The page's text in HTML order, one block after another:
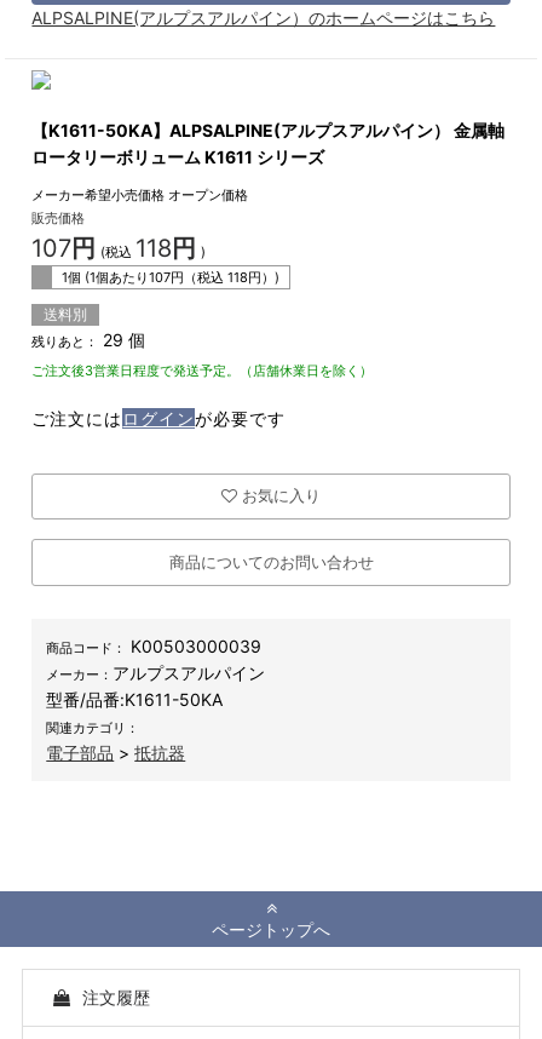
ALPSALPINE(アルプスアルパイン）のホームページはこちら
【K1611-50KA】ALPSALPINE(アルプスアルパイン） 金属軸
ロータリーボリューム K1611 シリーズ
メーカー希望小売価格 オープン価格
販売価格
107円 (税込 118 円 )
1個 (1個あたり107円（税込118円）)
送料別
残りあと： 29 個
ご注文後3営業日程度で発送予定。（店舗休業日を除く）
ご注文には ログインが必要です
お気に入り
商品についてのお問い合わせ
商品コード： K00503000039
メーカー： アルプスアルパイン
型番/品番:K1611-50KA
関連カテゴリ：
電子部品 >抵抗器
ページトップへ
注文履歴